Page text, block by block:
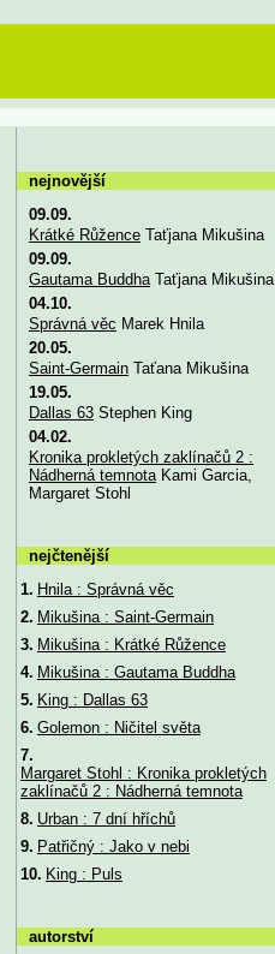
nejnovější
09.09.
Krátké RůženceTaťjana Mikušina
09.09.
Gautama BuddhaTaťjana Mikušina
04.10.
Správná věc Marek Hnila
20.05.
Saint-GermainTaťana Mikušina
19.05.
Dallas 63Stephen King
04.02.
Kronika prokletých zaklínačů 2 :
Nádherná temnotaKami Garcia,
Margaret Stohl
nejčtenější
1. Hnila : Správná věc
2. Mikušina : Saint-Germain
3. Mikušina : Krátké Růžence
4. Mikušina : Gautama Buddha
5. King : Dallas 63
6. Golemon : Ničitel světa
7.
Margaret Stohl : Kronika prokletých
zaklínačů 2 : Nádherná temnota
8. Urban : 7 dní hříchů
9. Patřičný : Jako v nebi
10. King : Puls
autorství